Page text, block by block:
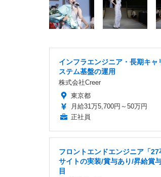
インフラエンジニア・長期キ
ステム基盤の運用
株式会社Creer
東京都
月給31万5,700円～50万円
正社員
フロントエンドエンジニア「
サイトの実装/賞与あり/昇給賞
目